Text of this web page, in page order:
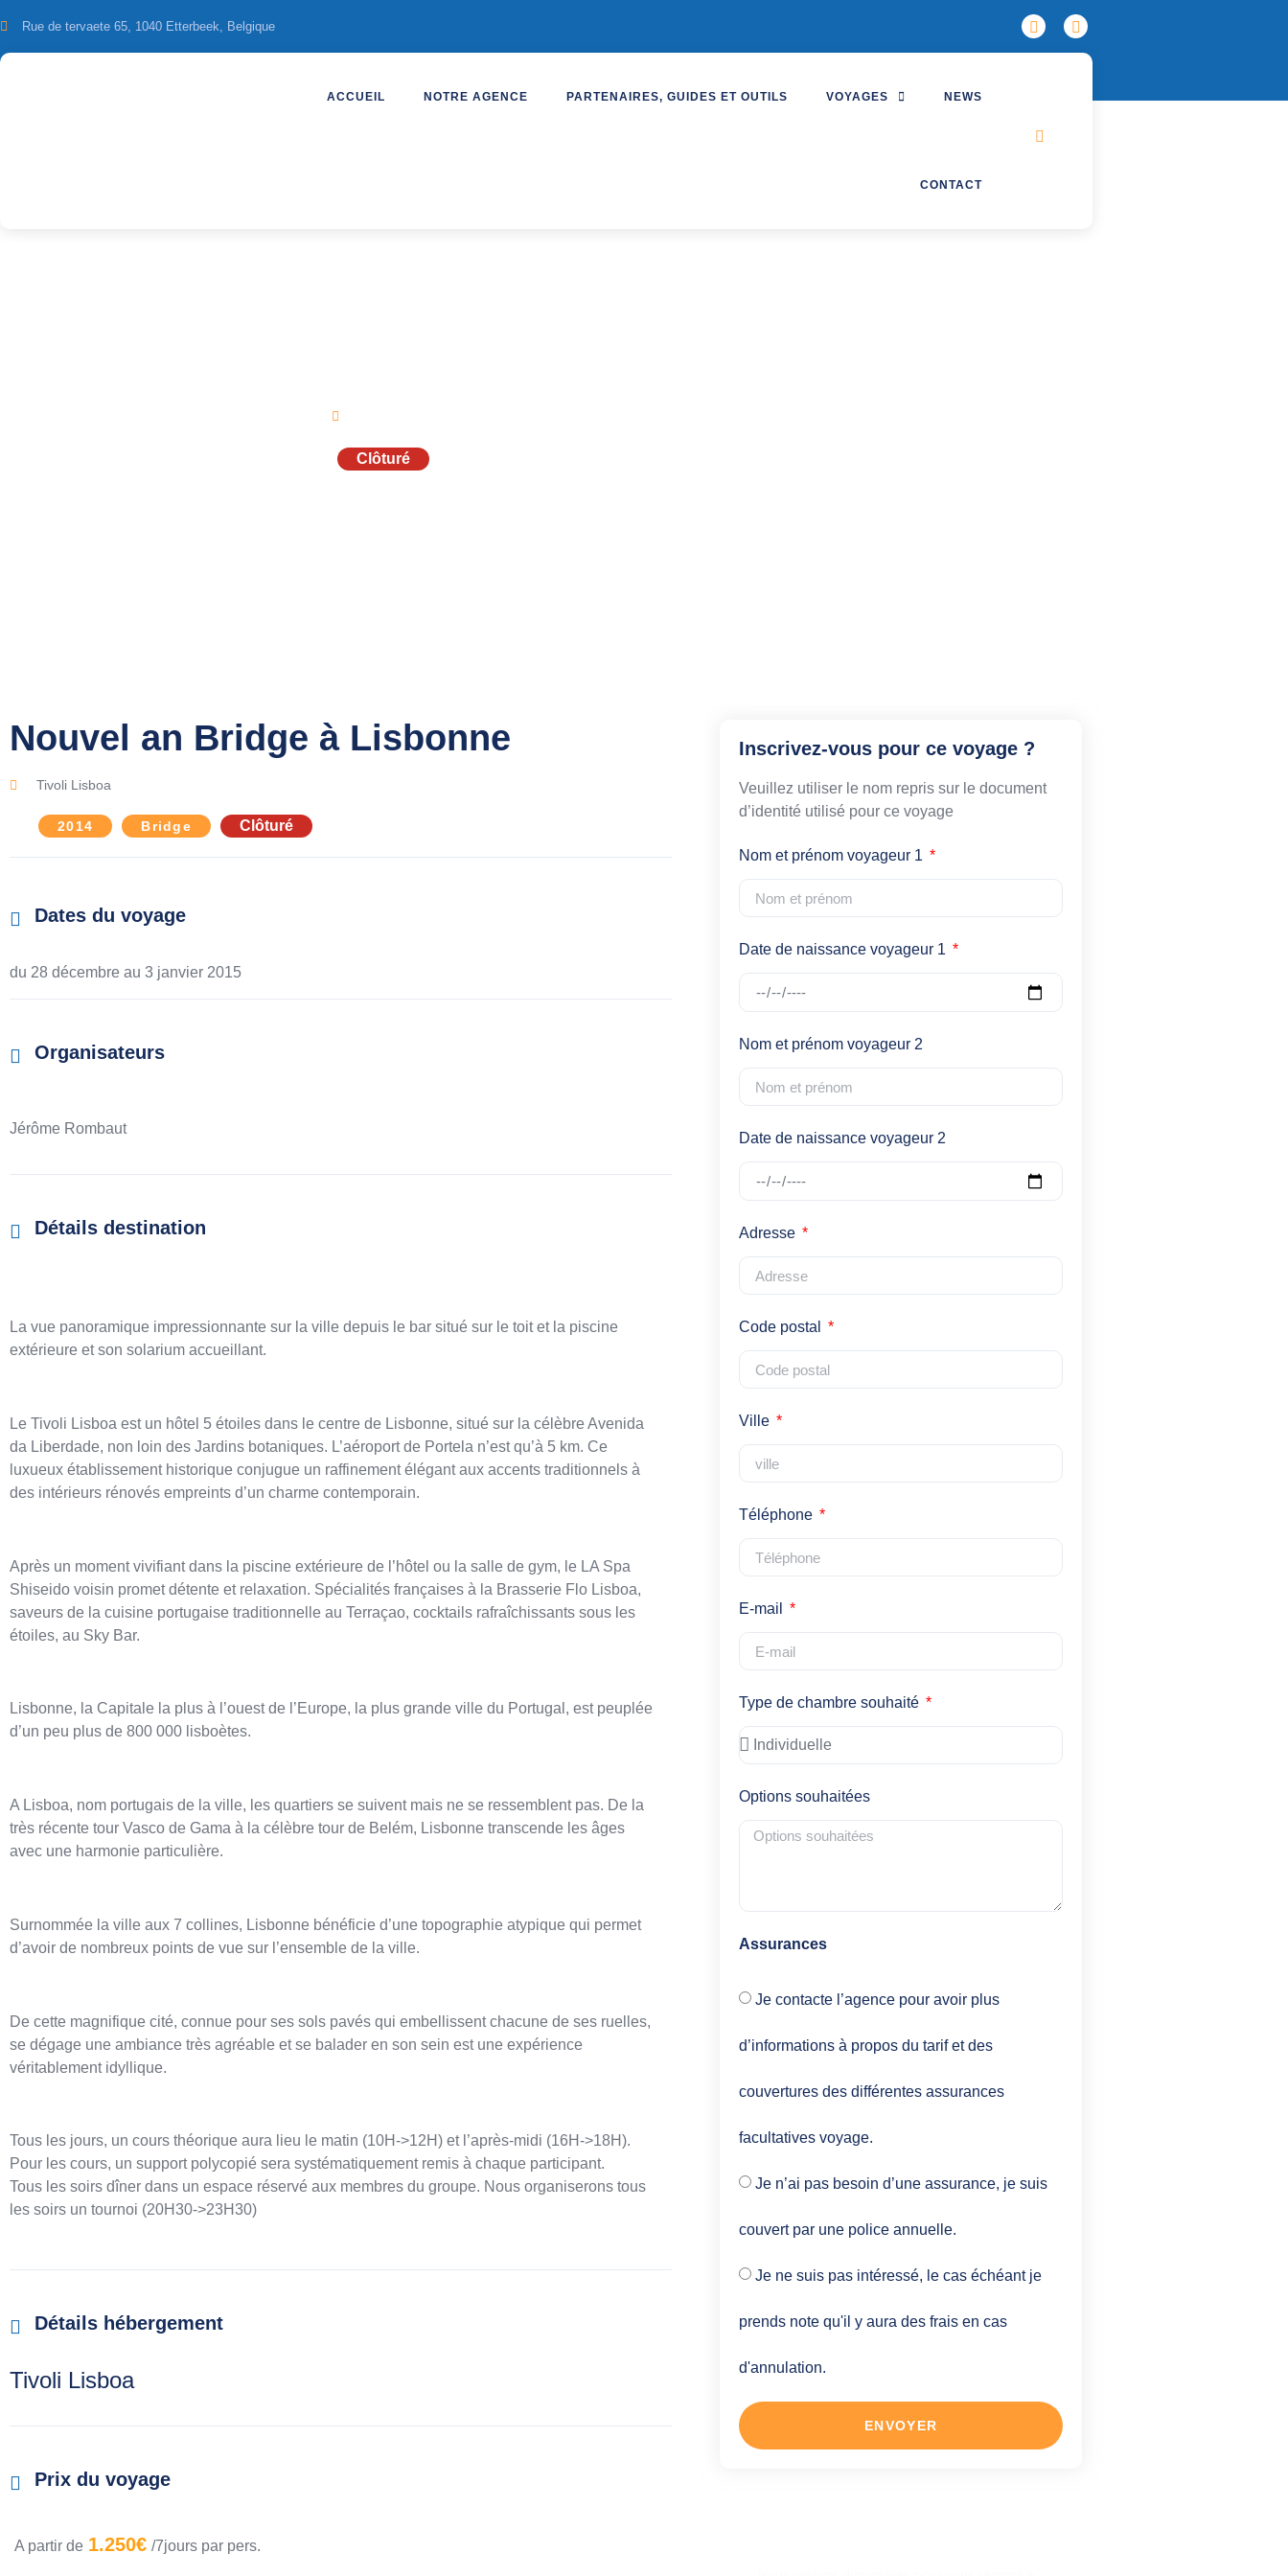
Rue de tervaete 65, 1040 Etterbeek, Belgique
ACCUEIL NOTRE AGENCE PARTENAIRES, GUIDES ET OUTILS VOYAGES NEWS
CONTACT
Clôturé
Nouvel an Bridge à Lisbonne
Tivoli Lisboa
2014 Bridge Clôturé
Dates du voyage
du 28 décembre au 3 janvier 2015
Organisateurs
Jérôme Rombaut
Détails destination
La vue panoramique impressionnante sur la ville depuis le bar situé sur le toit et la piscine
extérieure et son solarium accueillant.
Le Tivoli Lisboa est un hôtel 5 étoiles dans le centre de Lisbonne, situé sur la célèbre Avenida
da Liberdade, non loin des Jardins botaniques. L’aéroport de Portela n’est qu’à 5 km. Ce
luxueux établissement historique conjugue un raffinement élégant aux accents traditionnels à
des intérieurs rénovés empreints d’un charme contemporain.
Après un moment vivifiant dans la piscine extérieure de l’hôtel ou la salle de gym, le LA Spa
Shiseido voisin promet détente et relaxation. Spécialités françaises à la Brasserie Flo Lisboa,
saveurs de la cuisine portugaise traditionnelle au Terraçao, cocktails rafraîchissants sous les
étoiles, au Sky Bar.
Lisbonne, la Capitale la plus à l’ouest de l’Europe, la plus grande ville du Portugal, est peuplée
d’un peu plus de 800 000 lisboètes.
A Lisboa, nom portugais de la ville, les quartiers se suivent mais ne se ressemblent pas. De la
très récente tour Vasco de Gama à la célèbre tour de Belém, Lisbonne transcende les âges
avec une harmonie particulière.
Surnommée la ville aux 7 collines, Lisbonne bénéficie d’une topographie atypique qui permet
d’avoir de nombreux points de vue sur l’ensemble de la ville.
De cette magnifique cité, connue pour ses sols pavés qui embellissent chacune de ses ruelles,
se dégage une ambiance très agréable et se balader en son sein est une expérience
véritablement idyllique.
Tous les jours, un cours théorique aura lieu le matin (10H->12H) et l’après-midi (16H->18H).
Pour les cours, un support polycopié sera systématiquement remis à chaque participant.
Tous les soirs dîner dans un espace réservé aux membres du groupe. Nous organiserons tous
les soirs un tournoi (20H30->23H30)
Détails hébergement
Tivoli Lisboa
Prix du voyage
A partir de 1.250€ /7jours par pers.
Inscrivez-vous pour ce voyage ?
Veuillez utiliser le nom repris sur le document
d’identité utilisé pour ce voyage
Nom et prénom voyageur 1
Date de naissance voyageur 1
Nom et prénom voyageur 2
Date de naissance voyageur 2
Adresse
Code postal
Ville
Téléphone
E-mail
Type de chambre souhaité
Options souhaitées
Assurances
Je contacte l’agence pour avoir plus
d’informations à propos du tarif et des
couvertures des différentes assurances
facultatives voyage.
Je n’ai pas besoin d’une assurance, je suis
couvert par une police annuelle.
Je ne suis pas intéressé, le cas échéant je
prends note qu'il y aura des frais en cas
d'annulation.
ENVOYER